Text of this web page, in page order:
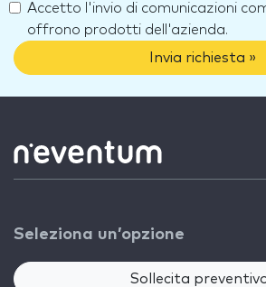
Accetto l'invio di comunicazioni
offrono prodotti dell'azienda.
Invia richiesta »
Seleziona un’opzione
Sollecita preventivo